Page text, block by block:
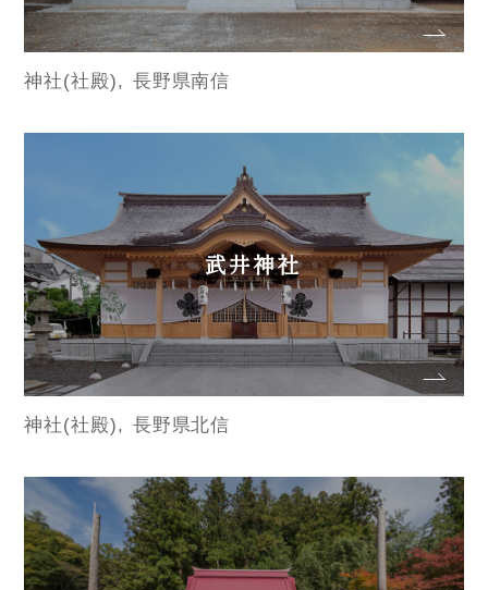
神社(社殿) 長野県南信
武井神社
神社(社殿) 長野県北信